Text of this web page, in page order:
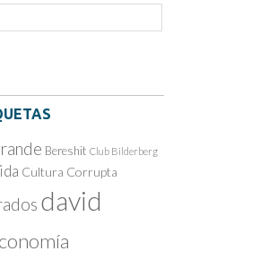
Bereshit Club Bilderberg
Cultura Corrupta
david